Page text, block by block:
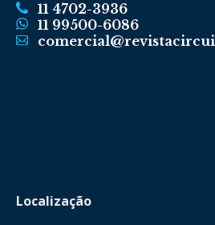
11 4702-3936
11 99500-6086
Localização